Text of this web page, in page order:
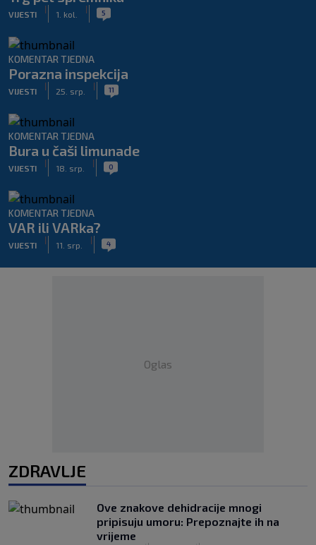
VIJESTI
|
1. kol.
| 5
KOMENTAR TJEDNA
Porazna inspekcija
VIJESTI
|
25. srp.
| 11
KOMENTAR TJEDNA
Bura u čaši limunade
VIJESTI
|
18. srp.
| 0
KOMENTAR TJEDNA
VAR ili VARka?
VIJESTI
|
11. srp.
| 4
Oglas
ZDRAVLJE
Ove znakove dehidracije mnogi
pripisuju umoru: Prepoznajte ih na
vrijeme